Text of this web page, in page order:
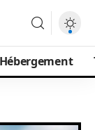
Hébergement